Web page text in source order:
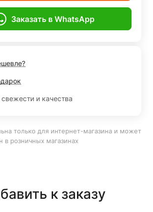
Заказать в WhatsApp
свежести и качества
только для интернет-магазина и может
в розничных магазинах
к заказу